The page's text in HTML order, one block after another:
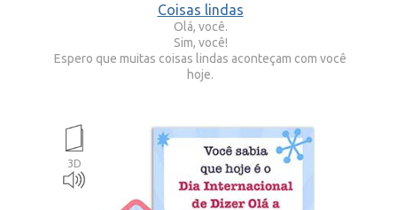
Coisas lindas
Olá, você.
Sim, você!
Espero que muitas coisas lindas aconteçam com você
hoje.
3D